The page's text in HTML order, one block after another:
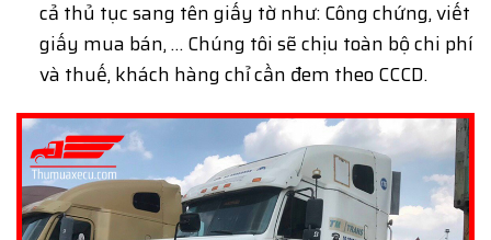
cả thủ tục sang tên giấy tờ như: Công chứng, viết
giấy mua bán, … Chúng tôi sẽ chịu toàn bộ chi phí
và thuế, khách hàng chỉ cần đem theo CCCD.